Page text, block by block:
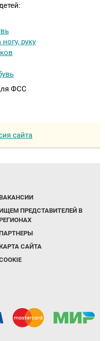
руку
ФСС
сайта
ПРЕДСТАВИТЕЛЕЙ В
САЙТА